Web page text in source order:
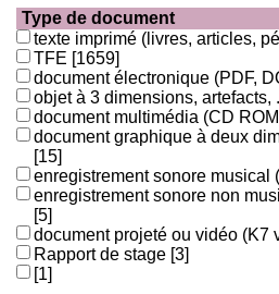
Type de document
texte imprimé (livres, articles,
TFE [1659]
document électronique (PDF,
objet à 3 dimensions, artefacts,
document multimédia (CD
document graphique à deux
[15]
enregistrement sonore musical
enregistrement sonore non
[5]
document projeté ou vidéo (K7
Rapport de stage [3]
[1]